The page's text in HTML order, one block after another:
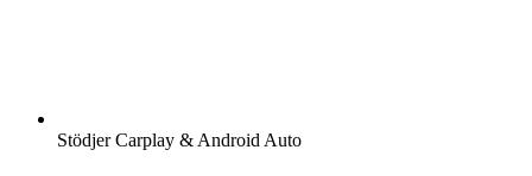
Stödjer Carplay & Android Auto